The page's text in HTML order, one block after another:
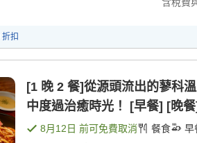
含稅費
折扣
[1 晚 2 餐]從源頭流出的蓼科
中度過治癒時光！ [早餐] [晚餐]
8月12日 前可免費取消 餐食 早